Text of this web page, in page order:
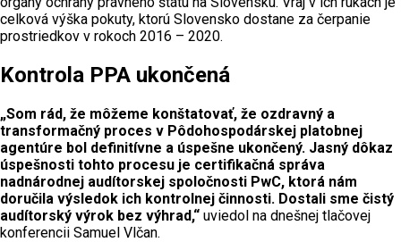
celková výška pokuty, ktorú Slovensko dostane za čerpanie
prostriedkov v rokoch 2016 – 2020.
Kontrola PPA ukončená
„Som rád, že môžeme konštatovať, že ozdravný a
transformačný proces v Pôdohospodárskej platobnej
agentúre bol definitívne a úspešne ukončený. Jasný dôkaz
úspešnosti tohto procesu je certifikačná správa
nadnárodnej audítorskej spoločnosti PwC, ktorá nám
doručila výsledok ich kontrolnej činnosti. Dostali sme čistý
audítorský výrok bez výhrad,“ uviedol na dnešnej tlačovej
konferencii Samuel Vlčan.